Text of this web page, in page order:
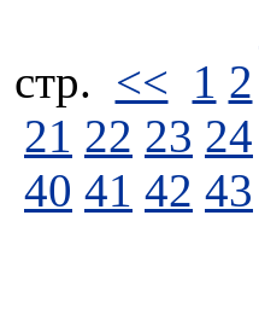
стp. << 1 2
21 22 23 24
40 41 42 43